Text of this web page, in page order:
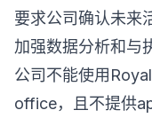
要求公司确认未来
加强数据分析和与
公司不能使用
office，且不提供